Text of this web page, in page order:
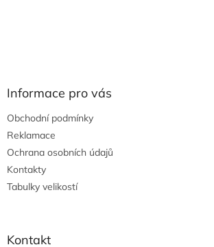
Informace pro vás
Obchodní podmínky
Reklamace
Ochrana osobních údajů
Kontakty
Tabulky velikostí
Kontakt